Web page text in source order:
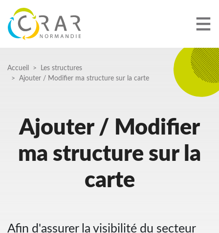
contenu
principal
Fil
Accueil
Les structures
Ajouter / Modifier ma structure sur la carte
Ajouter / Modifier
ma structure sur la
carte
Afin d'assurer la visibilité du secteur